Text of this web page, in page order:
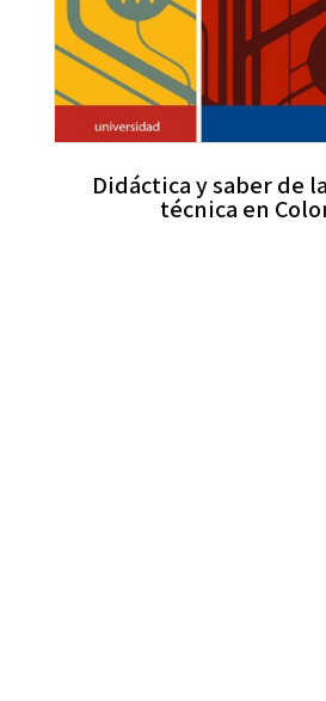
Didáctica y saber de
técnica en